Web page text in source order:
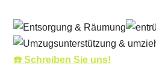
☎️ Schreiben Sie uns!